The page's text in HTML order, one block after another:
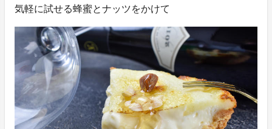
気軽に試せる蜂蜜とナッツをかけて